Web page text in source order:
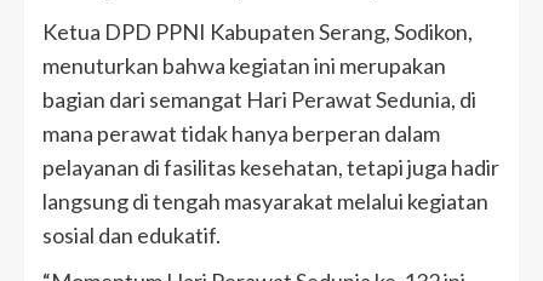
Ketua DPD PPNI Kabupaten Serang, Sodikon,
menuturkan bahwa kegiatan ini merupakan
bagian dari semangat Hari Perawat Sedunia, di
mana perawat tidak hanya berperan dalam
pelayanan di fasilitas kesehatan, tetapi juga hadir
langsung di tengah masyarakat melalui kegiatan
sosial dan edukatif.